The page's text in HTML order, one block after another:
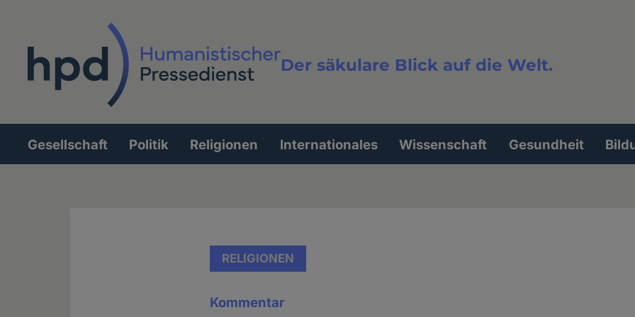
Der säkulare Blick auf die Welt.
Volltextsuche
Hauptnavigation
Gesellschaft Politik Religionen Internationales Wissenschaft Gesundheit
RELIGIONEN
Kommentar